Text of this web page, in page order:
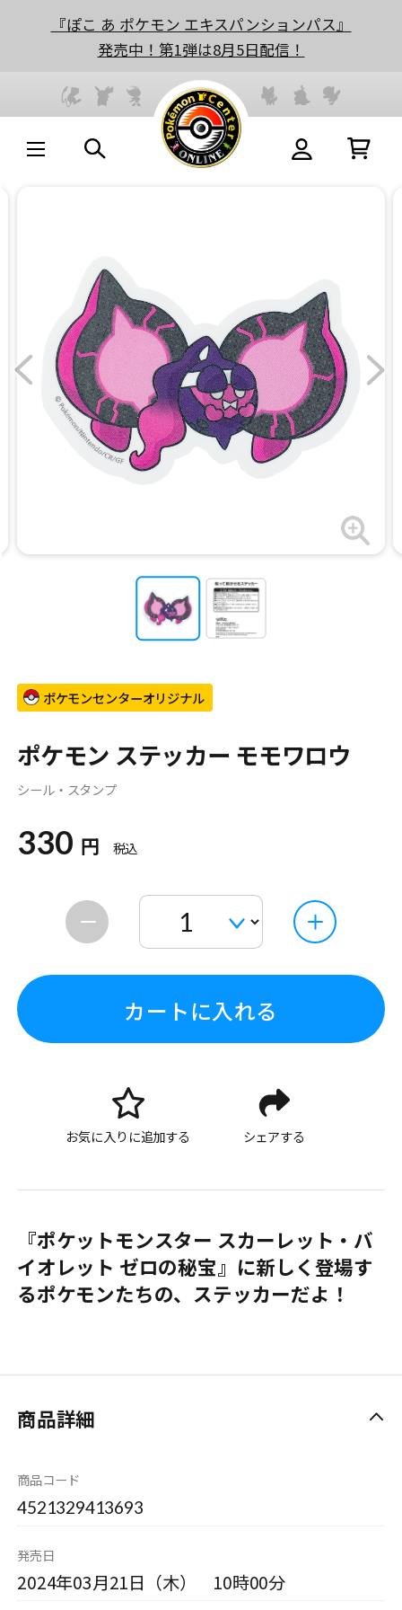
『ぽこ あ ポケモン エキスパンションパス』
発売中！第1弾は8月5日配信！
ポケモンセンターオリジナル
ポケモン ステッカー モモワロウ
シール・スタンプ
330 円 税込
カートに入れる
お気に入りに追加する シェアする
『ポケットモンスター スカーレット・バ
イオレット ゼロの秘宝』に新しく登場す
るポケモンたちの、ステッカーだよ！
商品詳細
商品コード
4521329413693
発売日
2024年03月21日（木） 10時00分